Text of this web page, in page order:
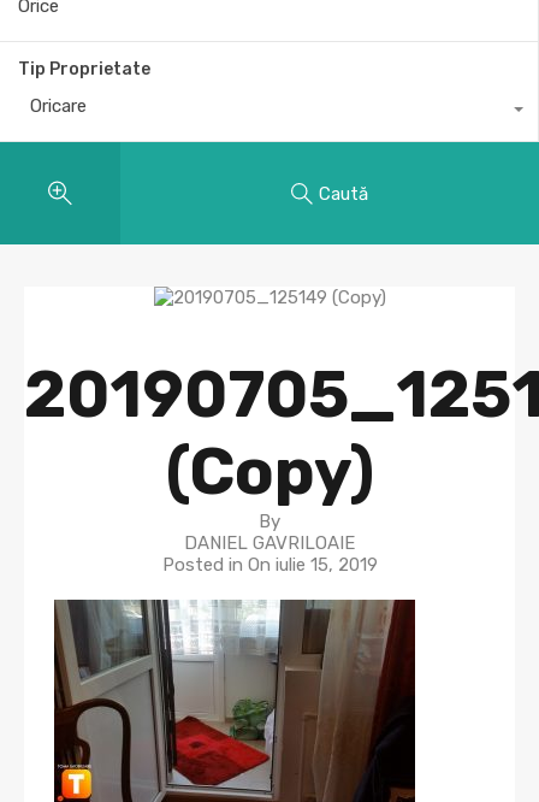
Tip Proprietate
Oricare
Caută
(Copy)
By
DANIEL GAVRILOAIE
Posted in On iulie 15, 2019